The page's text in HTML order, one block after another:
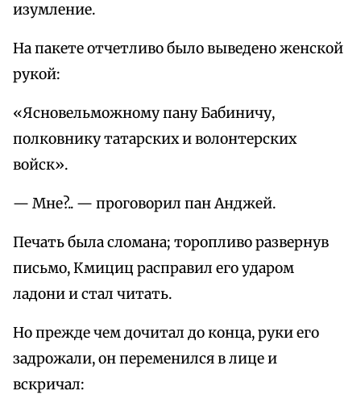
изумление.
На пакете отчетливо было выведено женской
рукой:
«Ясновельможному пану Бабиничу,
полковнику татарских и волонтерских
войск».
— Мне?.. — проговорил пан Анджей.
Печать была сломана; торопливо развернув
письмо, Кмициц расправил его ударом
ладони и стал читать.
Но прежде чем дочитал до конца, руки его
задрожали, он переменился в лице и
вскричал: